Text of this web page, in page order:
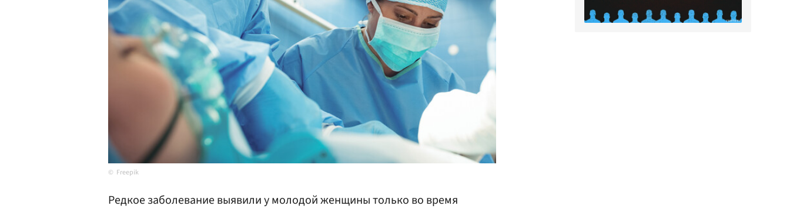
Freepik
Редкое заболевание выявили у молодой женщины только во время